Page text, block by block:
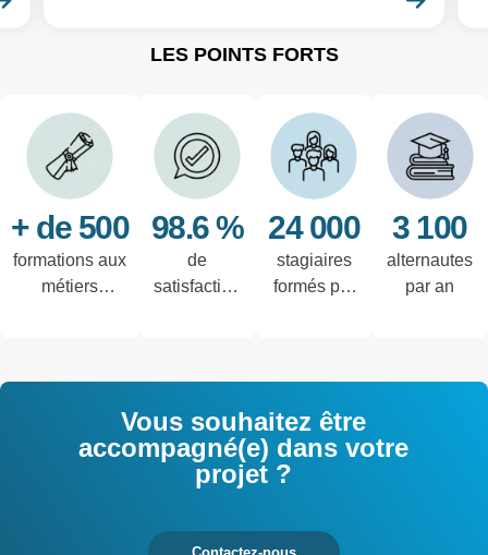
LES POINTS FORTS
+ de 500
formations aux
métiers
98.6 %
de
satisfaction
24 000
stagiaires
formés par
3 100
alternautes
par an
Vous souhaitez être
accompagné(e) dans votre
projet ?